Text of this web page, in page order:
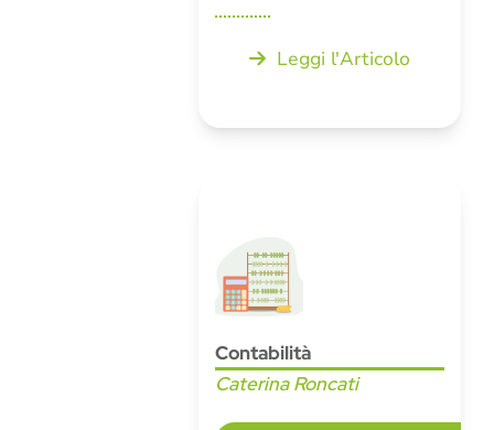
Leggi l'Articolo
Contabilità
Caterina Roncati